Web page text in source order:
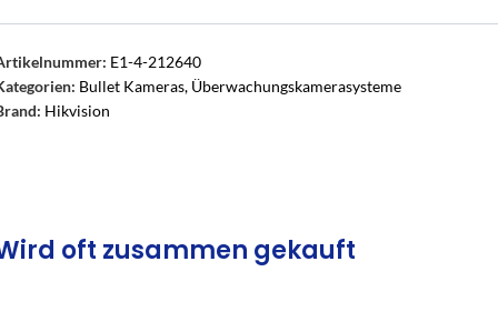
E1-4-212640
Bullet Kameras, Überwachungskamerasysteme
Hikvision
oft zusammen gekauft